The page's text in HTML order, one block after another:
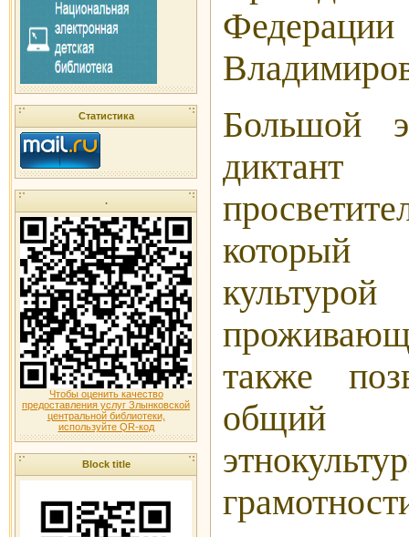
Статистика
.
Чтобы оценить качество
предоставления услуг Злынковской
центральной библиотеки,
используйте QR-код
Block title
Большой
также